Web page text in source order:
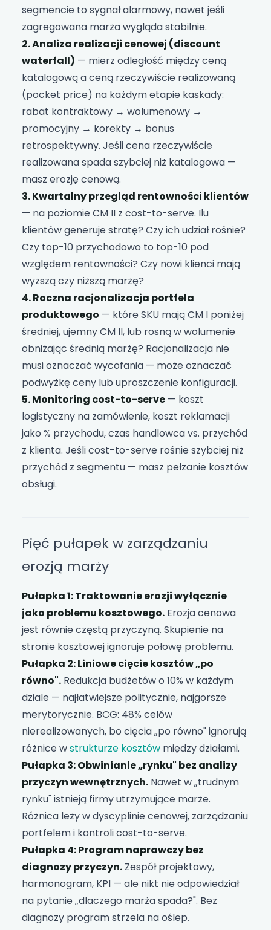
segmencie to sygnał alarmowy, nawet jeśli
zagregowana marża wygląda stabilnie.
2. Analiza realizacji cenowej (discount
waterfall) — mierz odległość między ceną
katalogową a ceną rzeczywiście realizowaną
(pocket price) na każdym etapie kaskady:
rabat kontraktowy → wolumenowy →
promocyjny → korekty → bonus
retrospektywny. Jeśli cena rzeczywiście
realizowana spada szybciej niż katalogowa —
masz erozję cenową.
3. Kwartalny przegląd rentowności klientów
— na poziomie CM II z cost-to-serve. Ilu
klientów generuje stratę? Czy ich udział rośnie?
Czy top-10 przychodowo to top-10 pod
względem rentowności? Czy nowi klienci mają
wyższą czy niższą marżę?
4. Roczna racjonalizacja portfela
produktowego — które SKU mają CM I poniżej
średniej, ujemny CM II, lub rosną w wolumenie
obniżając średnią marżę? Racjonalizacja nie
musi oznaczać wycofania — może oznaczać
podwyżkę ceny lub uproszczenie konfiguracji.
5. Monitoring cost-to-serve — koszt
logistyczny na zamówienie, koszt reklamacji
jako % przychodu, czas handlowca vs. przychód
z klienta. Jeśli cost-to-serve rośnie szybciej niż
przychód z segmentu — masz pełzanie kosztów
obsługi.
Pięć pułapek w zarządzaniu
erozją marży
Pułapka 1: Traktowanie erozji wyłącznie
jako problemu kosztowego. Erozja cenowa
jest równie częstą przyczyną. Skupienie na
stronie kosztowej ignoruje połowę problemu.
Pułapka 2: Liniowe cięcie kosztów „po
równo". Redukcja budżetów o 10% w każdym
dziale — najłatwiejsze politycznie, najgorsze
merytorycznie. BCG: 48% celów
nierealizowanych, bo cięcia „po równo" ignorują
różnice wstrukturze kosztów między działami.
Pułapka 3: Obwinianie „rynku" bez analizy
przyczyn wewnętrznych. Nawet w „trudnym
rynku" istnieją firmy utrzymujące marże.
Różnica leży w dyscyplinie cenowej, zarządzaniu
portfelem i kontroli cost-to-serve.
Pułapka 4: Program naprawczy bez
diagnozy przyczyn. Zespół projektowy,
harmonogram, KPI — ale nikt nie odpowiedział
na pytanie „dlaczego marża spada?". Bez
diagnozy program strzela na oślep.